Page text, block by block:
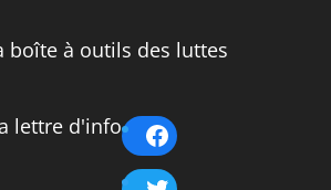
boîte à outils des luttes
lettre d'info
Facebook